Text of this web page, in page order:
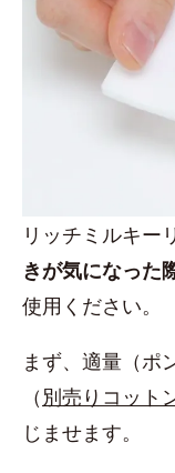
リッチミルキー
きが気になった
使用ください。
まず、適量（ポ
（ 別売りコット
じませます。